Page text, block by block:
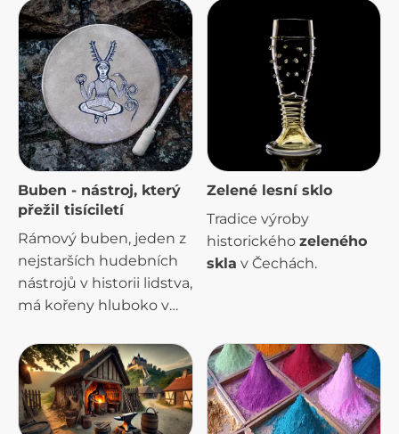
Buben - nástroj, který
přežil tisíciletí
Rámový buben, jeden z
nejstarších hudebních
nástrojů v historii lidstva,
má kořeny hluboko v
terminologie bubnů je
trochu složitá, mezi
rámové bubny patří
indiánský ručnák ale i
Zelené lesní sklo
Tradice výroby
historického zeleného
skla v Čechách.